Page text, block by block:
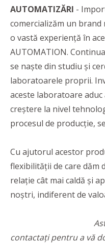
AUTOMATIZĂRI -
comercializăm un brand
o vastă experiență în
AUTOMATION.
se naște din studiu și
laboratoarele proprii.
aceste laboratoare
creștere la nivel
procesul de producție,
Cu ajutorul acestor
flexibilității de care dăm
relație cât mai caldă și
noștri, indiferent de
Asteptăm cu
contactați pentru a vă